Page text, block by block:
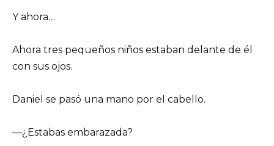
Y ahora…
Ahora tres pequeños niños estaban delante de él
con sus ojos.
Daniel se pasó una mano por el cabello.
—¿Estabas embarazada?